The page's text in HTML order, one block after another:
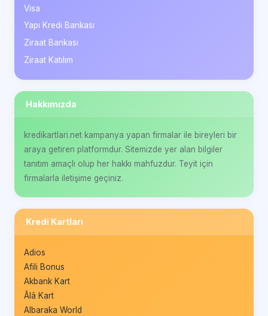
Visa
Yapı Kredi Bankası
Ziraat Bankası
Ziraat Katılım
Hakkımızda
kredikartlari.net kampanya yapan firmalar ile bireyleri bir
araya getiren platformdur. Sitemizde yer alan bilgiler
tanıtım amaçlı olup her hakkı mahfuzdur. Teyit için
firmalarla iletişime geçiniz.
Kredi Kartları
Adios
Afili Bonus
Akbank Kart
Âlâ Kart
Albaraka World